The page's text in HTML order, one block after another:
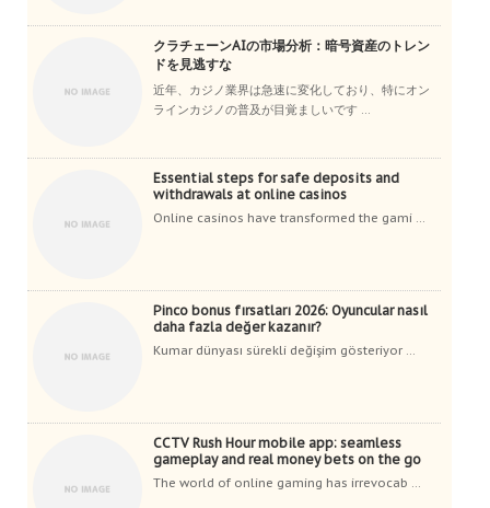
クラチェーンAIの市場分析：暗号資産のトレン
ドを見逃すな
近年、カジノ業界は急速に変化しており、特にオン
ラインカジノの普及が目覚ましいです ...
Essential steps for safe deposits and
withdrawals at online casinos
Online casinos have transformed the gami ...
Pinco bonus fırsatları 2026: Oyuncular nasıl
daha fazla değer kazanır?
Kumar dünyası sürekli değişim gösteriyor ...
CCTV Rush Hour mobile app: seamless
gameplay and real money bets on the go
The world of online gaming has irrevocab ...